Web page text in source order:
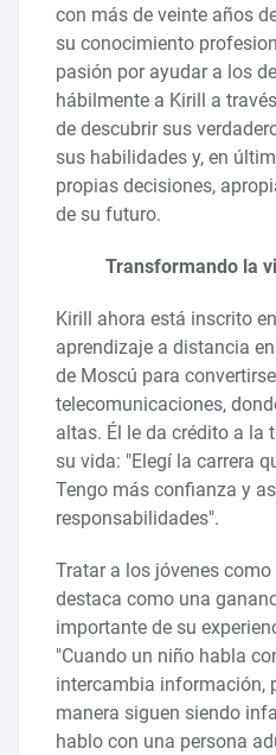
con más de veinte años
su conocimiento
pasión por ayudar a los
hábilmente a Kirill a
de descubrir sus
sus habilidades y, en
propias decisiones,
de su futuro.
Transformando la
Kirill ahora está inscrito
aprendizaje a distancia
de Moscú para
telecomunicaciones,
altas. Él le da crédito a
su vida: "Elegí la carrera
Tengo más confianza y
responsabilidades".
Tratar a los jóvenes
destaca como una
importante de su
"Cuando un niño habla
intercambia información,
manera siguen siendo
hablo con una persona